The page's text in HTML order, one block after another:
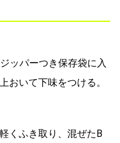
ッパーつき保存袋に入
おいて下味をつける。
くふき取り、混ぜたB